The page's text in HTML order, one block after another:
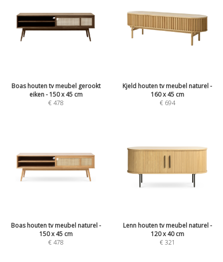
Boas houten tv meubel gerookt
eiken - 150 x 45 cm
€478
Kjeld houten tv meubel naturel -
160 x 45 cm
€ 694
Boas houten tv meubel naturel -
150 x 45 cm
€478
Lenn houten tv meubel naturel -
120 x 40 cm
€321